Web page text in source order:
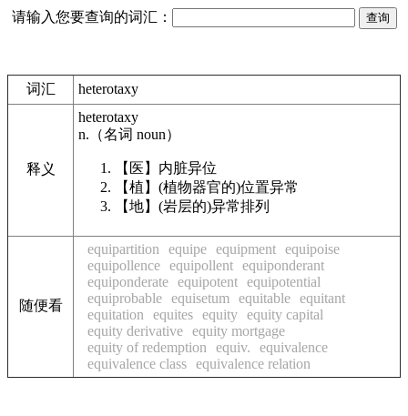
请输入您要查询的词汇：
词汇 heterotaxy
释义
heterotaxy
n. （名词 noun）
【医】 内脏异位
【植】 (植物器官的)位置异常
【地】 (岩层的)异常排列
随便看
equipartition equipe equipment equipoise
equipollence equipollent equiponderant
equiponderate equipotent equipotential
equiprobable equisetum equitable equitant
equitation
equites equity equity capital
equity derivative equity mortgage
equity of redemption
equiv.
equivalence
equivalence class equivalence relation